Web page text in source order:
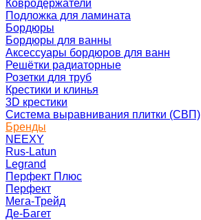
Ковродержатели
Подложка для ламината
Бордюры
Бордюры для ванны
Аксессуары бордюров для ванн
Решётки радиаторные
Розетки для труб
Крестики и клинья
3D крестики
Система выравнивания плитки (СВП)
Бренды
NEEXY
Rus-Latun
Legrand
Перфект Плюс
Перфект
Мега-Трейд
Де-Багет